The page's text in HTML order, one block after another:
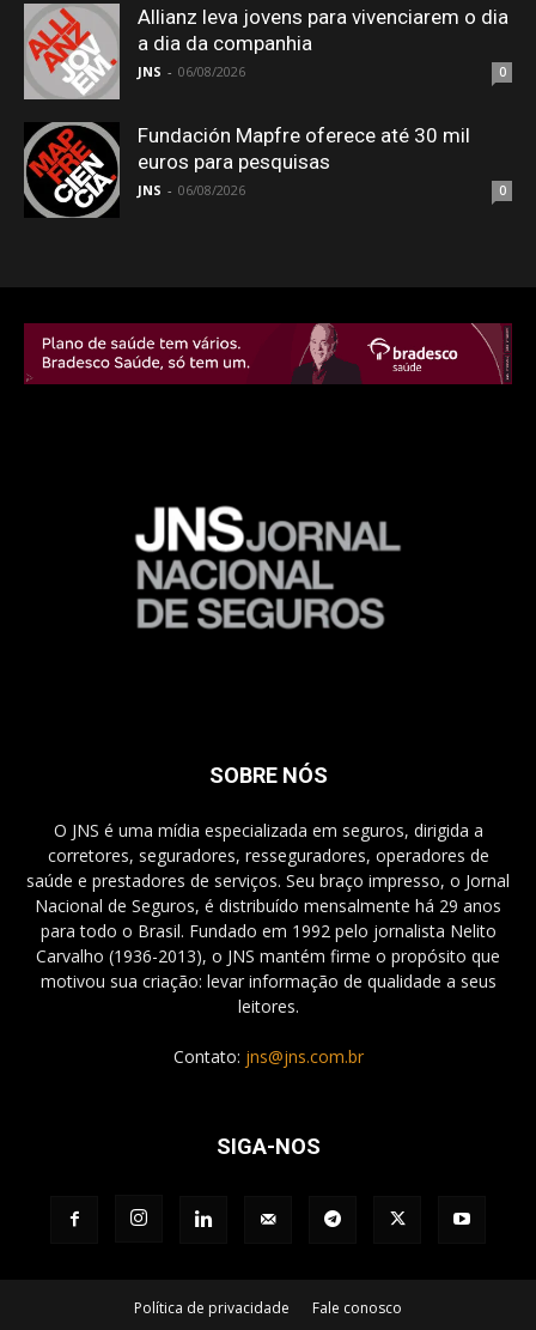
Allianz leva jovens para vivenciarem o dia
a dia da companhia
JNS - 06/08/2026 0
Fundación Mapfre oferece até 30 mil
euros para pesquisas
JNS - 06/08/2026 0
SOBRE NÓS
O JNS é uma mídia especializada em seguros, dirigida a
corretores, seguradores, resseguradores, operadores de
saúde e prestadores de serviços. Seu braço impresso, o Jornal
Nacional de Seguros, é distribuído mensalmente há 29 anos
para todo o Brasil. Fundado em 1992 pelo jornalista Nelito
Carvalho (1936-2013), o JNS mantém firme o propósito que
motivou sua criação: levar informação de qualidade a seus
leitores.
Contato: jns@jns.com.br
SIGA-NOS
Política de privacidade Fale conosco